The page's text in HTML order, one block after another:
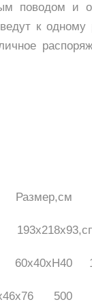
поводом и
к
Размер,см
60х40хH40
500